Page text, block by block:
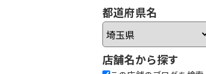
都道府県名
店舗名から探す